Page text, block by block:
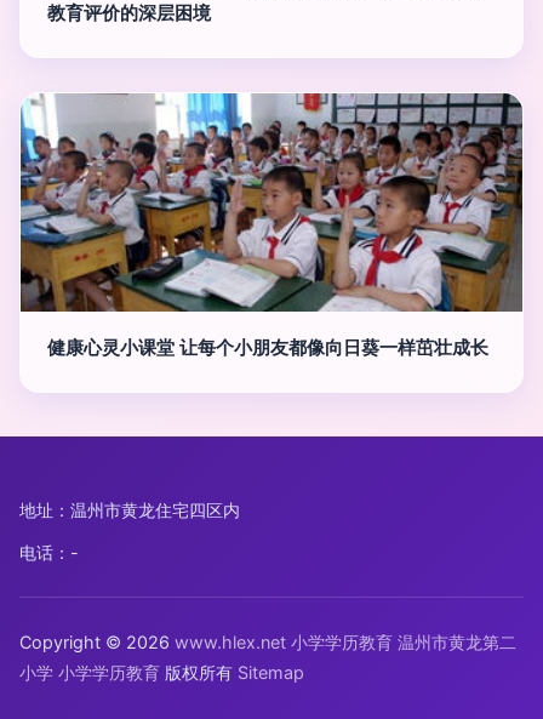
教育评价的深层困境
健康心灵小课堂 让每个小朋友都像向日葵一样茁壮成长
地址：温州市黄龙住宅四区内
电话：-
Copyright © 2026 www.hlex.net 小学学历教育 温州市黄龙第二
小学 小学学历教育 版权所有 Sitemap